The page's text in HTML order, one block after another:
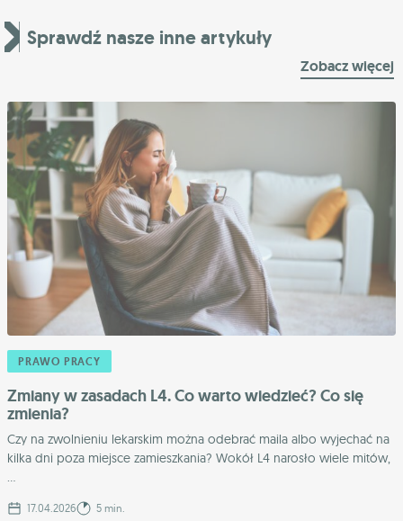
Sprawdź nasze inne artykuły
Zobacz więcej
PRAWO PRACY
Zmiany w zasadach L4. Co warto wiedzieć? Co się
zmienia?
Czy na zwolnieniu lekarskim można odebrać maila albo wyjechać na
kilka dni poza miejsce zamieszkania? Wokół L4 narosło wiele mitów,
17.04.2026 5 min.